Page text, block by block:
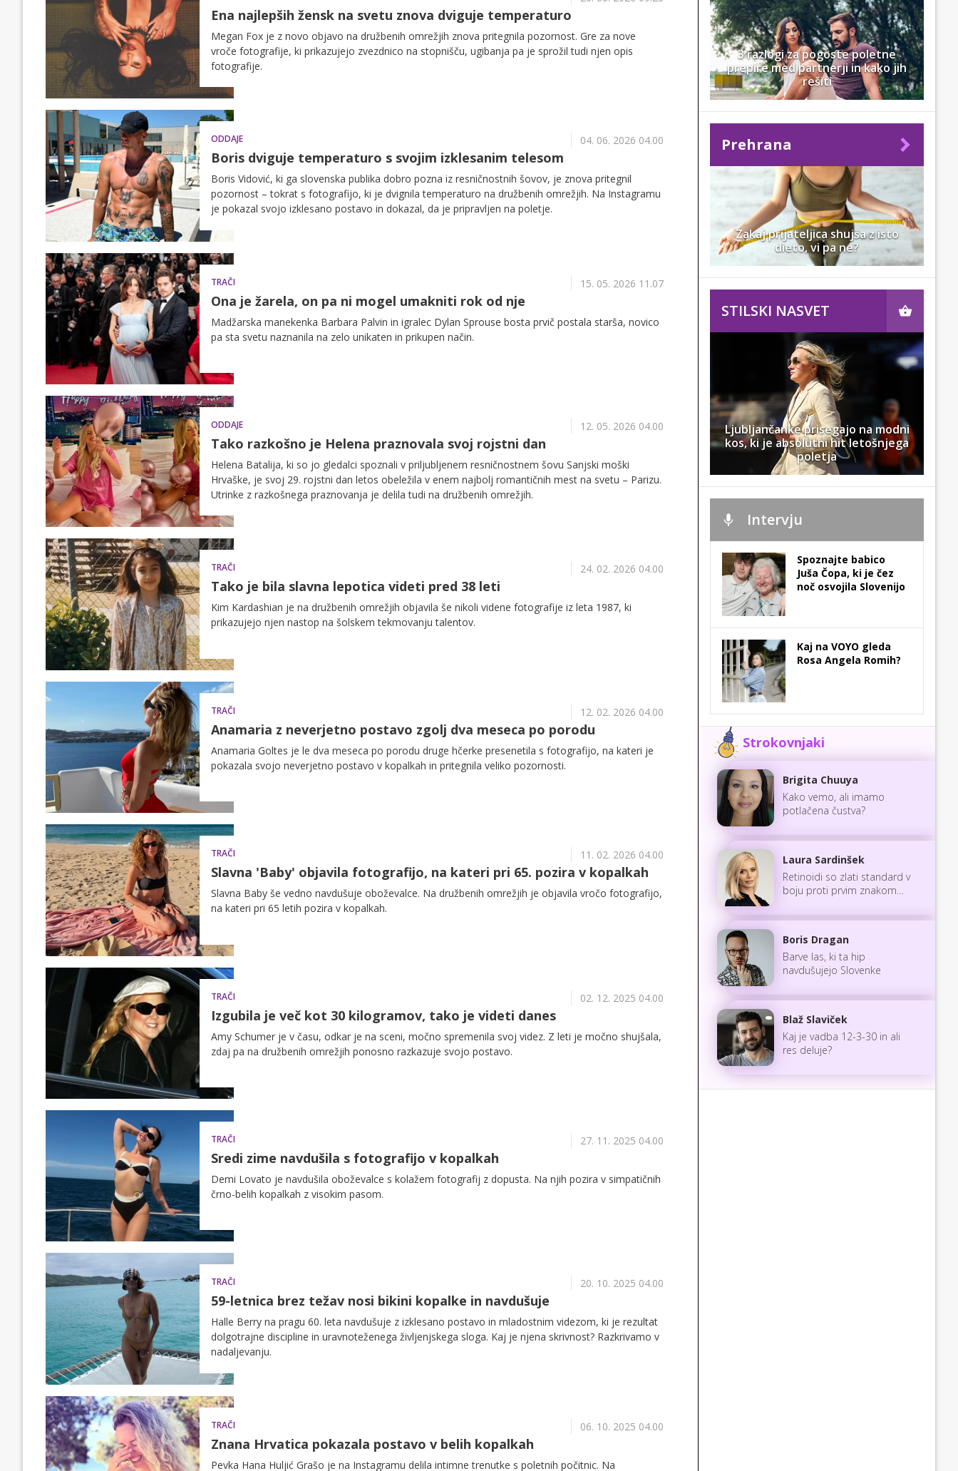
Ena najlepših žensk na svetu znova dviguje temperaturo
Megan Fox je z novo objavo na družbenih omrežjih znova pritegnila pozornost. Gre za nove
vroče fotografije, ki prikazujejo zvezdnico na stopnišču, ugibanja pa je sprožil tudi njen opis
fotografije.
ODDAJE 04. 06. 2026 04.00
Boris dviguje temperaturo s svojim izklesanim telesom
Boris Vidović, ki ga slovenska publika dobro pozna iz resničnostnih šovov, je znova pritegnil
pozornost – tokrat s fotografijo, ki je dvignila temperaturo na družbenih omrežjih. Na Instagramu
je pokazal svojo izklesano postavo in dokazal, da je pripravljen na poletje.
TRAČI 15. 05. 2026 11.07
Ona je žarela, on pa ni mogel umakniti rok od nje
Madžarska manekenka Barbara Palvin in igralec Dylan Sprouse bosta prvič postala starša, novico
pa sta svetu naznanila na zelo unikaten in prikupen način.
ODDAJE 12. 05. 2026 04.00
Tako razkošno je Helena praznovala svoj rojstni dan
Helena Batalija, ki so jo gledalci spoznali v priljubljenem resničnostnem šovu Sanjski moški
Hrvaške, je svoj 29. rojstni dan letos obeležila v enem najbolj romantičnih mest na svetu – Parizu.
Utrinke z razkošnega praznovanja je delila tudi na družbenih omrežjih.
TRAČI 24. 02. 2026 04.00
Tako je bila slavna lepotica videti pred 38 leti
Kim Kardashian je na družbenih omrežjih objavila še nikoli videne fotografije iz leta 1987, ki
prikazujejo njen nastop na šolskem tekmovanju talentov.
TRAČI 12. 02. 2026 04.00
Anamaria z neverjetno postavo zgolj dva meseca po porodu
Anamaria Goltes je le dva meseca po porodu druge hčerke presenetila s fotografijo, na kateri je
pokazala svojo neverjetno postavo v kopalkah in pritegnila veliko pozornosti.
TRAČI 11. 02. 2026 04.00
Slavna 'Baby' objavila fotografijo, na kateri pri 65. pozira v kopalkah
Slavna Baby še vedno navdušuje oboževalce. Na družbenih omrežjih je objavila vročo fotografijo,
na kateri pri 65 letih pozira v kopalkah.
TRAČI 02. 12. 2025 04.00
Izgubila je več kot 30 kilogramov, tako je videti danes
Amy Schumer je v času, odkar je na sceni, močno spremenila svoj videz. Z leti je močno shujšala,
zdaj pa na družbenih omrežjih ponosno razkazuje svojo postavo.
TRAČI 27. 11. 2025 04.00
Sredi zime navdušila s fotografijo v kopalkah
Demi Lovato je navdušila oboževalce s kolažem fotografij z dopusta. Na njih pozira v simpatičnih
črno-belih kopalkah z visokim pasom.
TRAČI 20. 10. 2025 04.00
59-letnica brez težav nosi bikini kopalke in navdušuje
Halle Berry na pragu 60. leta navdušuje z izklesano postavo in mladostnim videzom, ki je rezultat
dolgotrajne discipline in uravnoteženega življenjskega sloga. Kaj je njena skrivnost? Razkrivamo v
nadaljevanju.
TRAČI 06. 10. 2025 04.00
Znana Hrvatica pokazala postavo v belih kopalkah
Pevka Hana Huljić Grašo je na Instagramu delila intimne trenutke s poletnih počitnic. Na
3 razlogi za pogoste poletne
prepire med partnerji in kako jih
rešiti
Prehrana
Zakaj prijateljica shujša z isto
dieto, vi pa ne?
STILSKI NASVET
Ljubljančanke prisegajo na modni
kos, ki je absolutni hit letošnjega
poletja
Intervju
Spoznajte babico
Juša Čopa, ki je čez
noč osvojila Slovenijo
Kaj na VOYO gleda
Rosa Angela Romih?
Strokovnjaki
Brigita Chuuya
Kako vemo, ali imamo
potlačena čustva?
Laura Sardinšek
Retinoidi so zlati standard v
boju proti prvim znakom
Boris Dragan
Barve las, ki ta hip
navdušujejo Slovenke
Blaž Slaviček
Kaj je vadba 12-3-30 in ali
res deluje?